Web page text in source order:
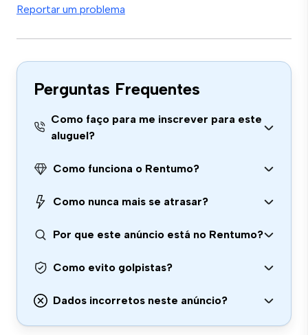
Reportar um problema
Perguntas Frequentes
Como faço para me inscrever para este
aluguel?
Como funciona o Rentumo?
Como nunca mais se atrasar?
Por que este anúncio está no Rentumo?
Como evito golpistas?
Dados incorretos neste anúncio?